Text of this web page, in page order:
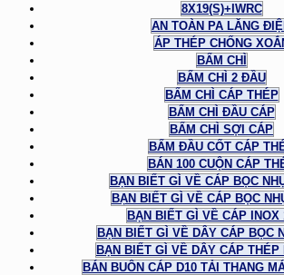
8X19(S)+IWRC
AN TOÀN PA LĂNG
ÁP THÉP CHỐNG
BẤM CHÌ
BẤM CHÌ 2 ĐẦU
BẤM CHÌ CÁP THÉP
BẤM CHÌ ĐẦU CÁP
BẤM CHÌ SỢI CÁP
BẤM ĐẦU CỐT CÁP
BÁN 100 CUỘN CÁP
BẠN BIẾT GÌ VỀ CÁP BỌC
BẠN BIẾT GÌ VỀ CÁP BỌC
BẠN BIẾT GÌ VỀ CÁP INOX
BẠN BIẾT GÌ VỀ DÂY CÁP BỌC
BẠN BIẾT GÌ VỀ DÂY CÁP THÉP
BÁN BUÔN CÁP D10 TẢI THANG